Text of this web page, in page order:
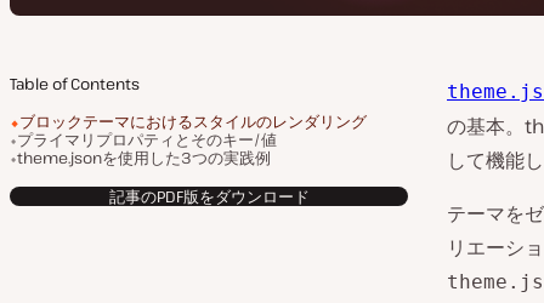
Table of Contents
ブロックテーマにおけるスタイルのレンダリング
プライマリプロパティとそのキー/値
theme.jsonを使用した3つの実践例
記事のPDF版をダウンロード
の基本。
して機能し
テーマを
リエーシ